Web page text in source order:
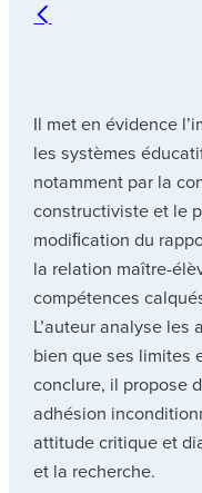
Il met en évidence
les systèmes
notamment par la
constructiviste et le
modiﬁcation du
la relation maître-
compétences
L’auteur analyse
bien que ses limites
conclure, il propose
adhésion
attitude critique et
et la recherche.